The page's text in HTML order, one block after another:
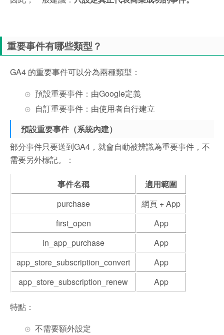
重要事件有哪些類型？
GA4 的重要事件可以分為兩種類型：
預設重要事件：由Google定義
自訂重要事件：由使用者自行建立
預設重要事件（系統內建）
部分事件只要送到GA4，就會自動被辨識為重要事件，不
需要另外標記。：
事件名稱
適用範圍
purchase
網頁 + App
first_open
App
in_app_purchase
App
app_store_subscription_convert
App
app_store_subscription_renew
App
特點：
不需要額外設定